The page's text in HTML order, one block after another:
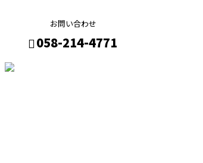
お問い合わせ
058-214-4771